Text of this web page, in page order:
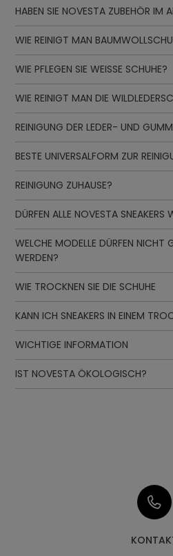
HABEN SIE NOVESTA ZUBEHÖR IM
WIE REINIGT MAN
WIE PFLEGEN SIE WEISSE SCHUHE?
WIE REINIGT MAN DIE
REINIGUNG DER LEDER- UND
BESTE UNIVERSALFORM ZUR
REINIGUNG ZUHAUSE?
DÜRFEN ALLE NOVESTA SNEAKERS
WELCHE MODELLE DÜRFEN NICHT
WERDEN?
WIE TROCKNEN SIE DIE SCHUHE
KANN ICH SNEAKERS IN EINEM
WICHTIGE INFORMATION
IST NOVESTA ÖKOLOGISCH?